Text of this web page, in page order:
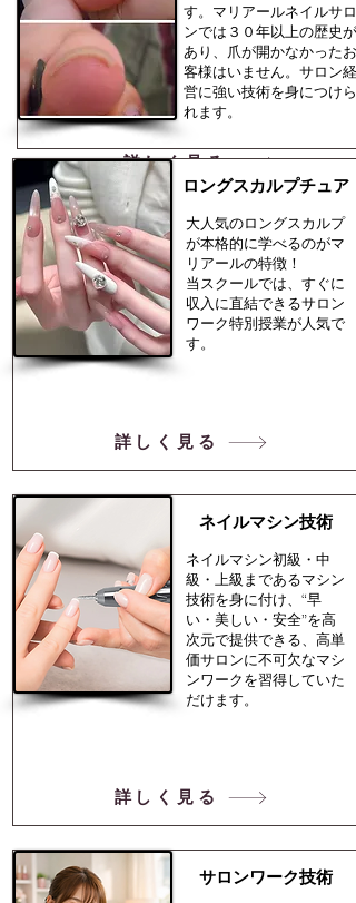
詳しく見る
す。マリアールネイルサロ
ンでは３０年以上の歴史が
あり、爪が開かなかったお
客様はいません。サロン経
営に強い技術を身につけら
れます。
​ロングスカルプチュア
​大人気のロングスカルプ
が本格的に学べるのがマ
リアールの特徴！
当スクールでは、すぐに
収入に直結できるサロン
ワーク特別授業が人気で
す。
詳しく見る
​ネイルマシン技術
​ネイルマシン初級・中
級・上級まであるマシン
技術を身に付け、“早
い・美しい・安全”を高
次元で提供できる、高単
価サロンに不可欠なマシ
ンワークを習得していた
だけます。
詳しく見る
サロンワーク技術